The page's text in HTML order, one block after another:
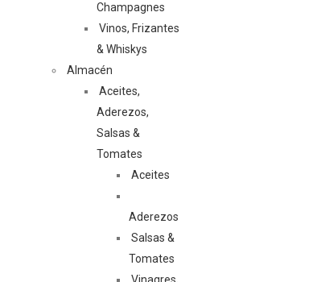
Champagnes
Vinos, Frizantes
& Whiskys
Almacén
Aceites,
Aderezos,
Salsas &
Tomates
Aceites
Aderezos
Salsas &
Tomates